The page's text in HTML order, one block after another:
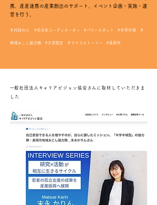
携、産産連携の産業創出のサポート、イベント企画・実施・運
営を行う。
＃対話の人 #自分史コーディネーター #パワースポット #半学半域 ＃
地域おこし協力隊 #大学院生 ＃ライフストーリー #長岡市
​一般社団法人キャリアビジョン協会さんに取材していただきま
した